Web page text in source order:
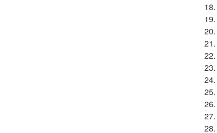
18.
19.
20.
21.
22.
23.
24.
25.
26.
27.
28.